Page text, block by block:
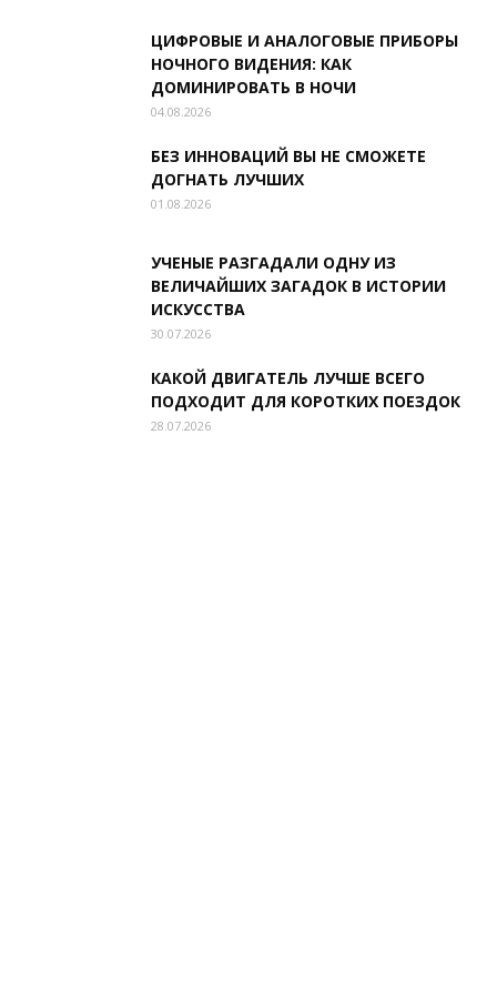
ЦИФРОВЫЕ И АНАЛОГОВЫЕ ПРИБОРЫ
НОЧНОГО ВИДЕНИЯ: КАК
ДОМИНИРОВАТЬ В НОЧИ
04.08.2026
БЕЗ ИННОВАЦИЙ ВЫ НЕ СМОЖЕТЕ
ДОГНАТЬ ЛУЧШИХ
01.08.2026
УЧЕНЫЕ РАЗГАДАЛИ ОДНУ ИЗ
ВЕЛИЧАЙШИХ ЗАГАДОК В ИСТОРИИ
ИСКУССТВА
30.07.2026
КАКОЙ ДВИГАТЕЛЬ ЛУЧШЕ ВСЕГО
ПОДХОДИТ ДЛЯ КОРОТКИХ ПОЕЗДОК
28.07.2026